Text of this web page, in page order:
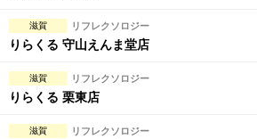
2名様歓迎
完全個室
滋賀 リフレクソロジー
りらくる 守山えんま堂店
滋賀 リフレクソロジー
りらくる 栗東店
滋賀 リフレクソロジー